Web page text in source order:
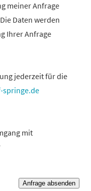
meiner Anfrage
Daten werden
Ihrer Anfrage
jederzeit für die
springe.de
mit